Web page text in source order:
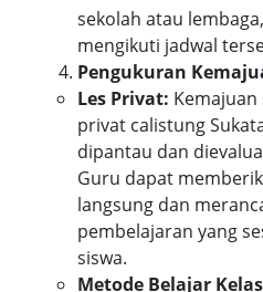
sekolah atau
mengikuti jadwal
Pengukuran
Les Privat:
privat calistung
dipantau dan
Guru dapat
langsung dan
pembelajaran yang
siswa.
Metode Belajar